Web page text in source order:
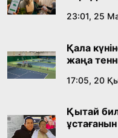
Абайдың адам
18:59, 20 Шілде 2026
Жасанды
18:16, 20 Шілде 2026
23:01, 25
Қала
жаңа
17:05, 20
Қытай